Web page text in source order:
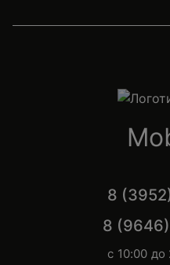
8
8
с 10:00 до